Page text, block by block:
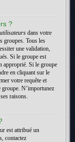
?
dans votre
groupes. Tous les
une validation,
Si le groupe est
approprié. Si le groupe
en cliquant sur le
votre requête et
N’importunez
raisons.
est attribué un
contactez